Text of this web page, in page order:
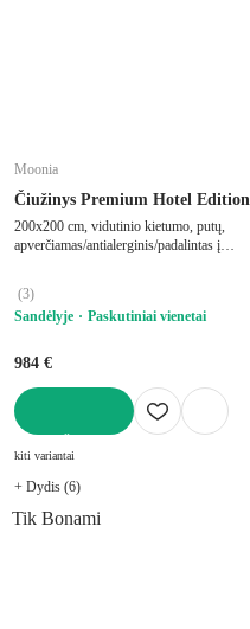
Moonia
Čiužinys Premium Hotel Edition
200x200 cm, vidutinio kietumo, putų,
apverčiamas/antialerginis/padalintas į
tankio putplasčio užpildu, storis 30 cm,
keliamoji galia 180 kg
(3)
Sandėlyje
Paskutiniai vienetai
984 €
kiti variantai
+ Dydis (6)
Tik Bonami